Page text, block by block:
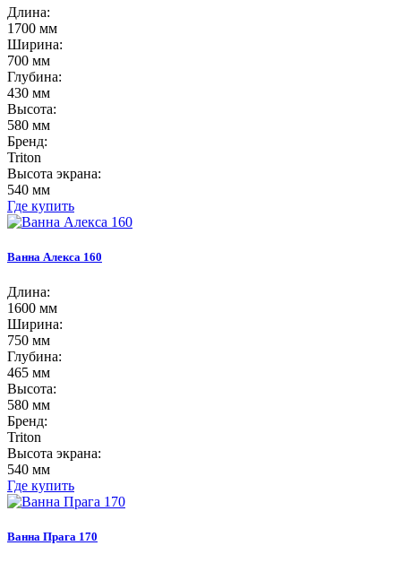
Длина:
1700 мм
Ширина:
700 мм
Глубина:
430 мм
Высота:
580 мм
Бренд:
Triton
Высота экрана:
540 мм
Где купить
Ванна Алекса 160
Длина:
1600 мм
Ширина:
750 мм
Глубина:
465 мм
Высота:
580 мм
Бренд:
Triton
Высота экрана:
540 мм
Где купить
Ванна Прага 170